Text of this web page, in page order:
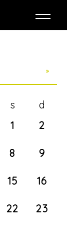
»
s
d
1
2
8 9
15 16
22 23